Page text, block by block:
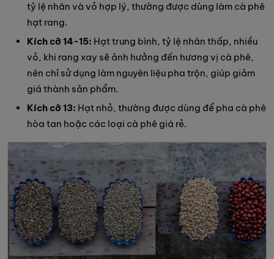
tỷ lệ nhân và vỏ hợp lý, thường được dùng làm cà phê
hạt rang.
Kích cỡ 14-15: Hạt trung bình, tỷ lệ nhân thấp, nhiều
vỏ, khi rang xay sẽ ảnh hưởng đến hương vị cà phê,
nên chỉ sử dụng làm nguyên liệu pha trộn, giúp giảm
giá thành sản phẩm.
Kích cỡ 13: Hạt nhỏ, thường được dùng để pha cà phê
hòa tan hoặc các loại cà phê giá rẻ.